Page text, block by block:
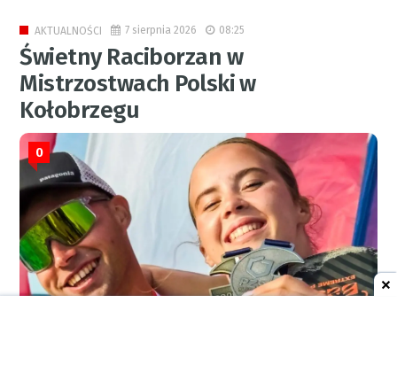
AKTUALNOŚCI 7 sierpnia 2026 08:25
Świetny Raciborzan w
Mistrzostwach Polski w
Kołobrzegu
0